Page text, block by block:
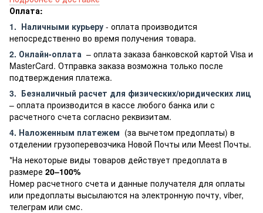
Оплата:
1. Наличными курьеру - оплата производится
непосредственно во время получения товара.
2. Онлайн-оплата – оплата заказа банковской картой Visa и
MasterCard. Отправка заказа возможна только после
подтверждения платежа.
3. Безналичный расчет для физических/юридических лиц
– оплата производится в кассе любого банка или с
расчетного счета согласно реквизитам.
4. Наложенным платежем (за вычетом предоплаты) в
отделении грузоперевозчика Новой Почты или Meest Почты.
*На некоторые виды товаров действует предоплата в
размере 20–100%
Номер расчетного счета и данные получателя для оплаты
или предоплаты высылаются на электронную почту, viber,
телеграм или смс.